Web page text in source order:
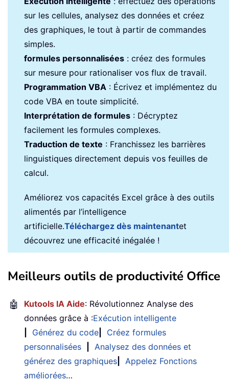
sur les cellules, analysez des données et créez
des graphiques, le tout à partir de commandes
simples.
formules personnalisées : créez des formules
sur mesure pour rationaliser vos flux de travail.
Programmation VBA : Écrivez et implémentez du
code VBA en toute simplicité.
Interprétation de formules : Décryptez
facilement les formules complexes.
Traduction de texte : Franchissez les barrières
linguistiques directement depuis vos feuilles de
calcul.
Améliorez vos capacités Excel grâce à des outils
alimentés par l’intelligence
artificielle.Téléchargez dès maintenantet
découvrez une efficacité inégalée !
Meilleurs outils de productivité Office
🤖 Kutools IA Aide: Révolutionnez Analyse des
données grâce à :Exécution intelligente
Générez du code
Créez formules
personnalisées
Analysez des données et
générez des graphiques
Appelez Fonctions
améliorées…